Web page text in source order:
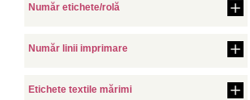
Număr etichete/rolă
Număr linii imprimare
Etichete textile mărimi